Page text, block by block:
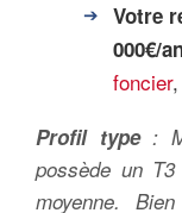
Votre
000€/
foncier
Profil type:
possède un
moyenne.